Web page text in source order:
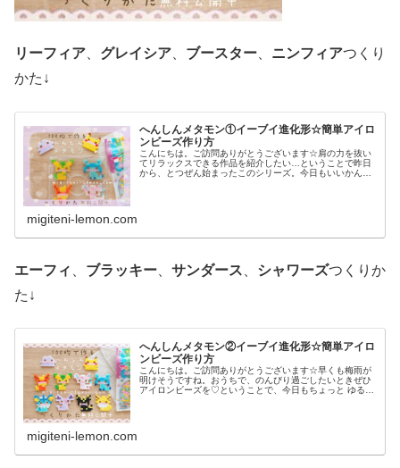
リーフィア グレイシア ブースター ニンフィアつくり
かた↓
へんしんメタモン①イーブイ進化形☆簡単アイロ
ンビーズ作り方
こんにちは。ご訪問ありがとうございます☆肩の力を抜い
てリラックスできる作品を紹介したい…ということで昨日
から、とつぜん始まったこのシリーズ。今日もいいかんじ
migiteni-lemon.com
エーフィ ブラッキー サンダース シャワーズつくりか
た↓
へんしんメタモン②イーブイ進化形☆簡単アイロ
ンビーズ作り方
こんにちは。ご訪問ありがとうございます☆早くも梅雨が
明けそうですね。おうちで、のんびり過ごしたいときぜひ
アイロンビーズを♡ということで、今日もちょっと ゆる〜
migiteni-lemon.com